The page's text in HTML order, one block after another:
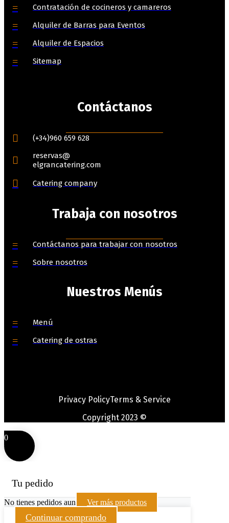
Contratación de cocineros y camareros
Alquiler de Barras para Eventos
Alquiler de Espacios
Sitemap
Contáctanos
(+34)960 659 628
reservas@
elgrancatering.com
Catering company
Trabaja con nosotros
Contáctanos para trabajar con nosotros
Sobre nosotros
Nuestros Menús
Menú
Catering de ostras
Privacy PolicyTerms & Service
Copyright 2023 ©
0
Tu pedido
No tienes pedidos aun Ver más productos
Continuar comprando